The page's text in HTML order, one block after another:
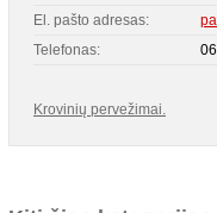
El. pašto adresas:
Telefonas:
Krovinių pervežimai.